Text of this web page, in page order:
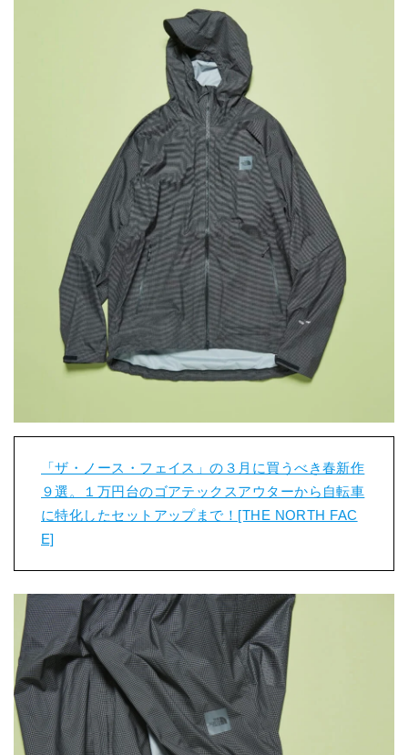
「ザ・ノース・フェイス」の３月に買うべき春新作
９選。１万円台のゴアテックスアウターから自転車
に特化したセットアップまで！[THE NORTH FAC
E]